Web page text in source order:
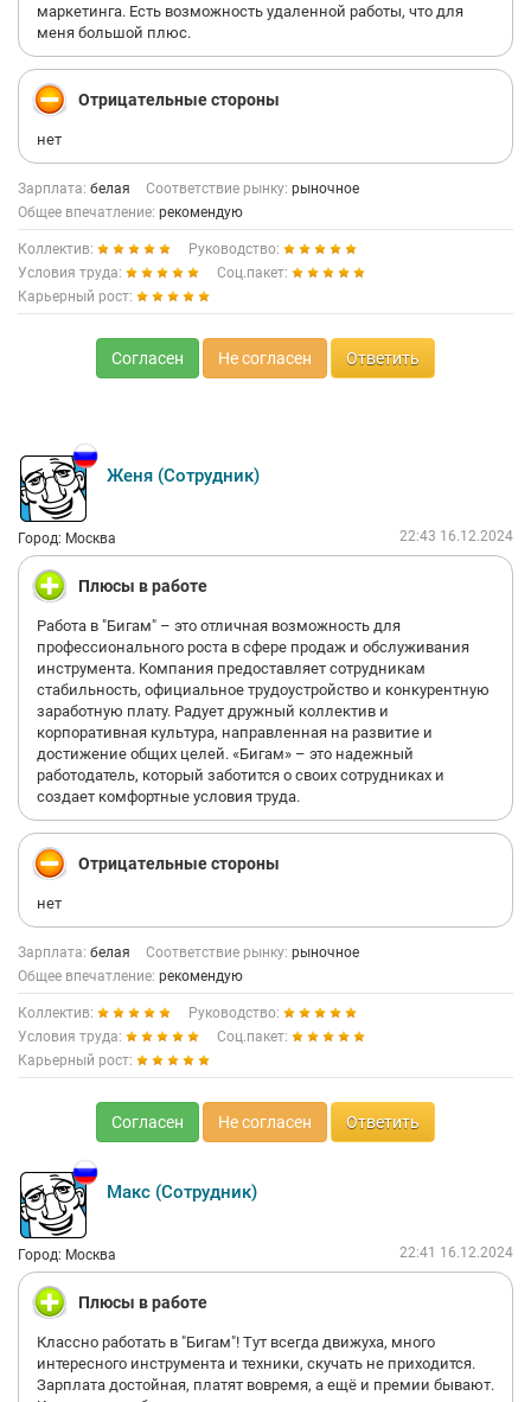
маркетинга. Есть возможность удаленной работы, что для
меня большой плюс.
Отрицательные стороны
нет
Зарплата: белая Соответствие рынку: рыночное
Общее впечатление: рекомендую
Коллектив:
Руководство:
Условия труда:
Соц.пакет:
Карьерный рост:
Согласен Не согласен Ответить
Женя (Сотрудник)
Город: Москва 22:43 16.12.2024
Плюсы в работе
Работа в "Бигам" – это отличная возможность для
профессионального роста в сфере продаж и обслуживания
инструмента. Компания предоставляет сотрудникам
стабильность, официальное трудоустройство и конкурентную
заработную плату. Радует дружный коллектив и
корпоративная культура, направленная на развитие и
достижение общих целей. «Бигам» – это надежный
работодатель, который заботится о своих сотрудниках и
создает комфортные условия труда.
Отрицательные стороны
нет
Зарплата: белая Соответствие рынку: рыночное
Общее впечатление: рекомендую
Коллектив:
Руководство:
Условия труда:
Соц.пакет:
Карьерный рост:
Согласен Не согласен Ответить
Макс (Сотрудник)
Город: Москва 22:41 16.12.2024
Плюсы в работе
Классно работать в "Бигам"! Тут всегда движуха, много
интересного инструмента и техники, скучать не приходится.
Зарплата достойная, платят вовремя, а ещё и премии бывают.